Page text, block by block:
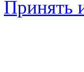
Принять